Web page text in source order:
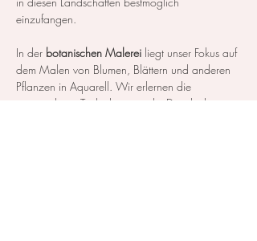
einzufangen.
In der botanischen Malerei liegt unser Fokus auf
dem Malen von Blumen, Blättern und anderen
Pflanzen in Aquarell. Wir erlernen die
notwendigen Techniken, um die Details der